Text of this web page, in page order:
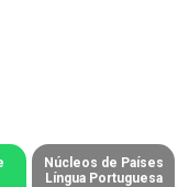
Núcleos de Países
Língua Portuguesa